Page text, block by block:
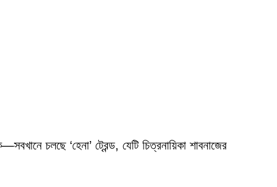
চলছে ‘হেনা’ ট্রেন্ড, যেটি চিত্রনায়িকা শাবনাজের